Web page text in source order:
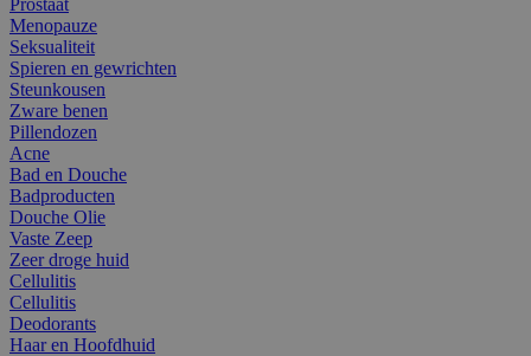
Menopauze
Seksualiteit
Spieren en gewrichten
Steunkousen
Zware benen
Pillendozen
Acne
Bad en Douche
Badproducten
Douche Olie
Vaste Zeep
Zeer droge huid
Cellulitis
Cellulitis
Deodorants
Haar en Hoofdhuid